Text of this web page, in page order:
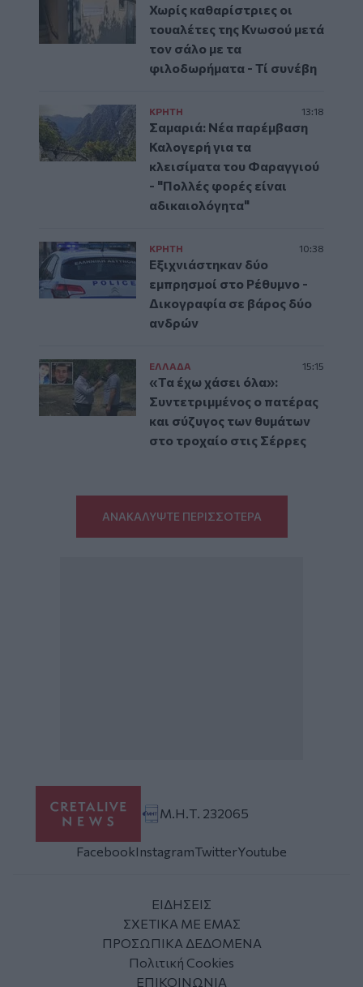
Χωρίς καθαρίστριες οι
τουαλέτες της Κνωσού μετά
τον σάλο με τα
φιλοδωρήματα - Τί συνέβη
ΚΡΗΤΗ 13:18
Σαμαριά: Νέα παρέμβαση
Καλογερή για τα
κλεισίματα του Φαραγγιού
- "Πολλές φορές είναι
αδικαιολόγητα"
ΚΡΗΤΗ 10:38
Εξιχνιάστηκαν δύο
εμπρησμοί στο Ρέθυμνο -
Δικογραφία σε βάρος δύο
ανδρών
ΕΛΛAΔΑ 15:15
«Τα έχω χάσει όλα»:
Συντετριμμένος ο πατέρας
και σύζυγος των θυμάτων
στο τροχαίο στις Σέρρες
ΑΝΑΚΑΛΥΨΤΕ ΠΕΡΙΣΣΟΤΕΡΑ
Μ.Η.Τ. 232065
FacebookInstagramTwitterYoutube
ΕΙΔΗΣΕΙΣ
ΣΧΕΤΙΚΑ ΜΕ ΕΜΑΣ
ΠΡΟΣΩΠΙΚΑ ΔΕΔΟΜΕΝΑ
Πολιτική Cookies
ΕΠΙΚΟΙΝΩΝΙΑ